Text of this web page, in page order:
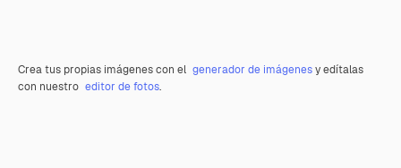
Crea tus propias imágenes con el generador de imágenesy edítalas
con nuestro editor de fotos.